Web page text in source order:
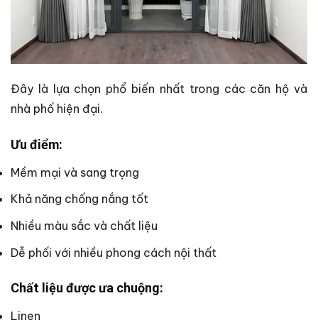
Đây là lựa chọn phổ biến nhất trong các căn hộ và
nhà phố hiện đại.
Ưu điểm:
Mềm mại và sang trọng
Khả năng chống nắng tốt
Nhiều màu sắc và chất liệu
Dễ phối với nhiều phong cách nội thất
Chất liệu được ưa chuộng:
Linen